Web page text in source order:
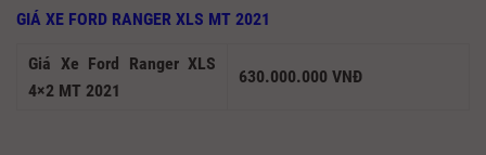
GIÁ XE FORD RANGER XLS MT 2021
Giá Xe Ford Ranger XLS
4×2 MT 2021
630.000.000 VNĐ